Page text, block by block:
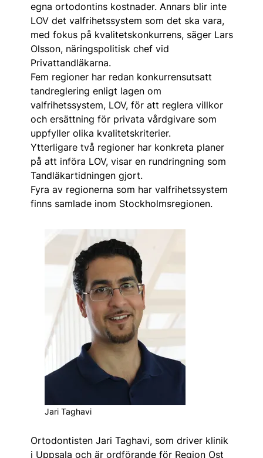
egna ortodontins kostnader. Annars blir inte
LOV det valfrihetssystem som det ska vara,
med fokus på kvalitetskonkurrens, säger Lars
Olsson, näringspolitisk chef vid
Privattandläkarna.
Fem regioner har redan konkurrensutsatt
tandreglering enligt lagen om
valfrihetssystem, LOV, för att reglera villkor
och ersättning för privata vårdgivare som
uppfyller olika kvalitetskriterier.
Ytterligare två regioner har konkreta planer
på att införa LOV, visar en rundringning som
Tandläkartidningen gjort.
Fyra av regionerna som har valfrihetssystem
finns samlade inom Stockholmsregionen.
Jari Taghavi
Ortodontisten Jari Taghavi, som driver klinik
i Uppsala och är ordförande för Region Ost